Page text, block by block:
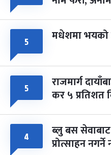
५ मधेशमा भयको
५ राजमार्ग
कर ५ प्रतिशत
४ ब्लु बस
प्रोत्साहन